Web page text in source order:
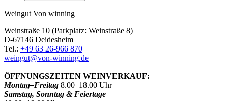
Weingut Von winning
Weinstraße 10 (Parkplatz: Weinstraße 8)
D-67146 Deidesheim
Tel.: +49 63 26-966 870
weingut@von-winning.de
ÖFFNUNGSZEITEN WEINVERKAUF:
Montag–Freitag 8.00–18.00 Uhr
Samstag, Sonntag & Feiertage